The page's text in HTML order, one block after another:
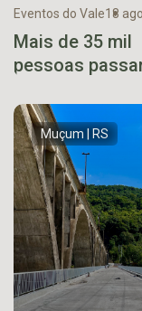
Eventos do Vale18
Mais de 35 mil
pessoas
Guaporé –
Expocultural
Muçum | RS